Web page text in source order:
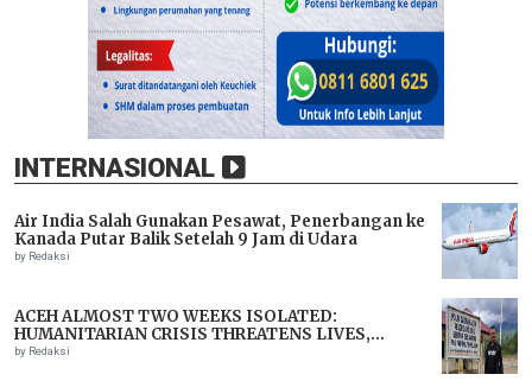
INTERNASIONAL
Air India Salah Gunakan Pesawat, Penerbangan ke
Kanada Putar Balik Setelah 9 Jam di Udara
by Redaksi
ACEH ALMOST TWO WEEKS ISOLATED:
HUMANITARIAN CRISIS THREATENS LIVES,
IMMEDIATE ASSISTANCE URGENTLY NEEDED
by Redaksi